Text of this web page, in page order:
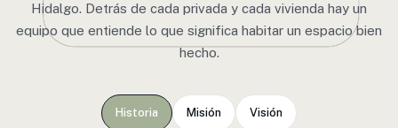
Hidalgo. Detrás de cada privada y cada vivienda hay un
equipo que entiende lo que significa habitar un espacio bien
hecho.
Historia Misión Visión